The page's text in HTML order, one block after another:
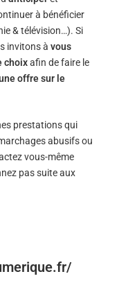
à bénéficier
& télévision…). Si
invitons à vous
choixafin de faire le
offre sur le
prestations qui
abusifs ou
vous-même
pas suite aux